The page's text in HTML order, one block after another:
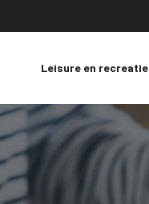
Leisure en recreatie